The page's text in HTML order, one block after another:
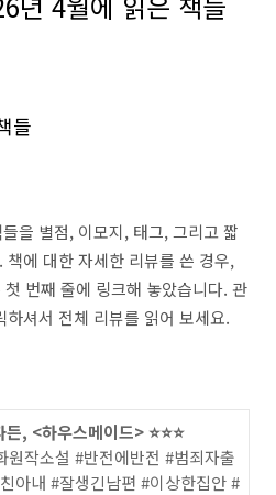
들
을 별점, 이모지, 태그, 그리고 짧
에 대한 자세한 리뷰를 쓴 경우,
번째 줄에 링크해 놓았습니다. 관
셔서 전체 리뷰를 읽어 보세요.
, <하우스메이드> ⭐️⭐️⭐️
원작소설 #반전에반전 #범죄자출
아내 #잘생긴남편 #이상한집안 #